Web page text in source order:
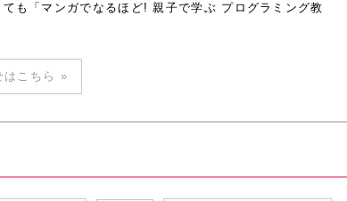
も「マンガでなるほど! 親子で学ぶ プログラミング教
はこちら »